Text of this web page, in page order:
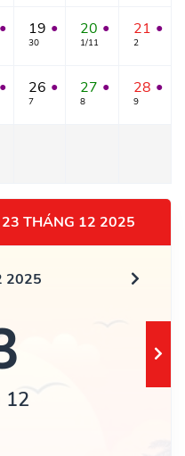
● 19 ●
30
20 ●
1/11
21 ●
2
● 26 ●
7
27 ●
8
28 ●
9
THÁNG 12 2025
2025
12